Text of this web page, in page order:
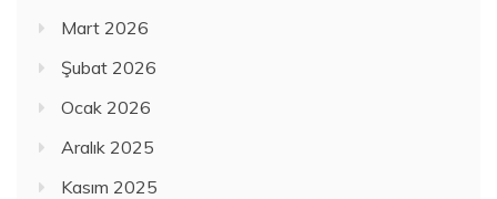
Mart 2026
Şubat 2026
Ocak 2026
Aralık 2025
Kasım 2025